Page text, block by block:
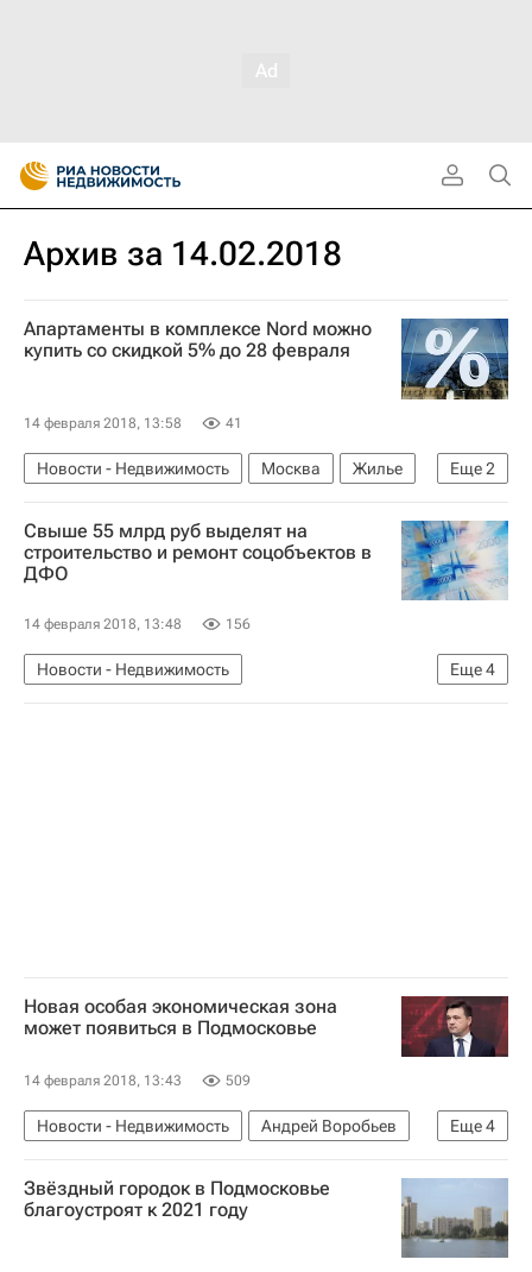
Архив за 14.02.2018
Апартаменты в комплексе Nord можно
купить со скидкой 5% до 28 февраля
14 февраля 2018, 13:58 41
Еще2
Новости - Недвижимость Москва
Жилье
Цены
Россия
Свыше 55 млрд руб выделят на
строительство и ремонт соцобъектов в
ДФО
14 февраля 2018, 13:48 156
Еще4
Новости - Недвижимость
Дальневосточный ФО
Юрий Трутнев
Новая особая экономическая зона
может появиться в Подмосковье
14 февраля 2018, 13:43 509
Еще4
Новости - Недвижимость
Андрей Воробьев
Коммерческая недвижимость
Особые экономические зоны
Россия
Звёздный городок в Подмосковье
благоустроят к 2021 году